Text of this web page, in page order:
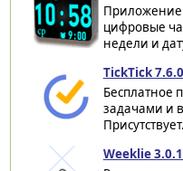
Приложение
цифровые
недели и
TickTick
Бесплатное
задачами и
Weeklie